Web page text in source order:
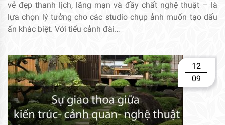
vẻ đẹp thanh lịch, lãng mạn và đầy chất nghệ thuật – là
lựa chọn lý tưởng cho các studio chụp ảnh muốn tạo dấu
ấn khác biệt. Với tiểu cảnh đài…
12
09